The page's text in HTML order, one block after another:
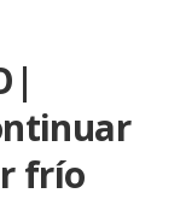
frío